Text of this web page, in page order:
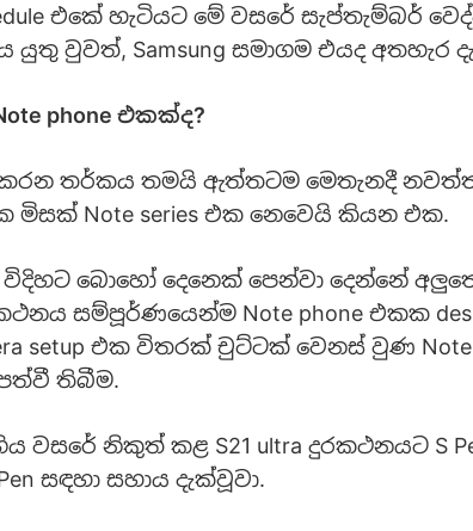
එකේ හැටියට මේ වසරේ සැප්තැම්බර් වෙද්දි
යුතු වුවත්, Samsung සමාගම එයද අතහැර
phone එකක්ද?
තර්කය තමයි ඇත්තටම මෙතැනදී
මිසක් Note series එක නෙවෙයි කියන එක.
බොහෝ දෙනෙක් පෙන්වා දෙන්නේ
සම්පූර්ණයෙන්ම Note phone එකක
setup එක විතරක් චුට්ටක් වෙනස් වුණ Note
තිබීම.
නිකුත් කළ S21 ultra දුරකථනයට S
සඳහා සහාය දැක්වූවා.